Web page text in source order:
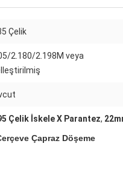
Çelik
2.180/2.198M veya
Çelik İskele X Parantez,
Çapraz Döşeme